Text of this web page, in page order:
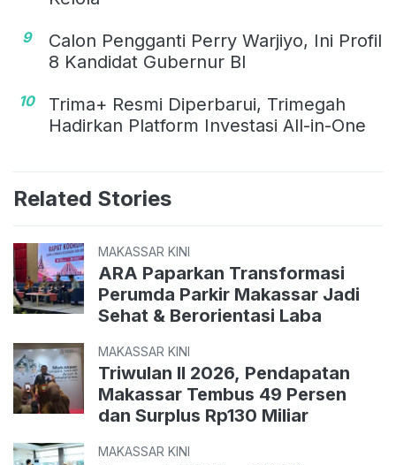
9
Calon Pengganti Perry Warjiyo, Ini Profil
8 Kandidat Gubernur BI
10
Trima+ Resmi Diperbarui, Trimegah
Hadirkan Platform Investasi All-in-One
Related Stories
MAKASSAR KINI
ARA Paparkan Transformasi
Perumda Parkir Makassar Jadi
Sehat & Berorientasi Laba
MAKASSAR KINI
Triwulan II 2026, Pendapatan
Makassar Tembus 49 Persen
dan Surplus Rp130 Miliar
MAKASSAR KINI